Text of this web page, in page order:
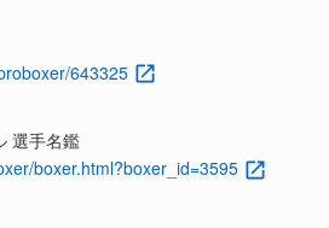
643325
選手名鑑
boxer.html?boxer_id=3595